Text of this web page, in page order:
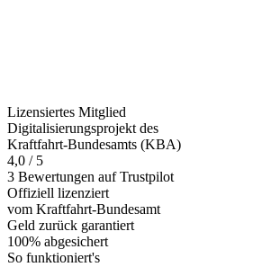
Lizensiertes Mitglied
Digitalisierungsprojekt des
Kraftfahrt-Bundesamts (KBA)
4,0 / 5
3 Bewertungen auf Trustpilot
Offiziell lizenziert
vom Kraftfahrt-Bundesamt
Geld zurück garantiert
100% abgesichert
So funktioniert's